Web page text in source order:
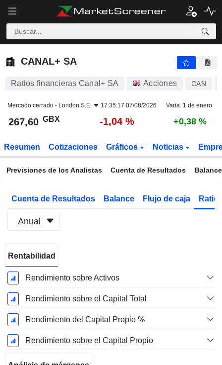
CANAL+ SA
CANAL+ SA
Ratios financieras Canal+ SA Acciones CAN
Mercado cerrado - London S.E. 17:35:17 07/08/2026 Varia. 1 de enero.
267,60 GBX -1,04 % +0,38 %
Resumen Cotizaciones Gráficos Noticias
Previsiones de los Analistas Cuenta de Resultados Balance
Cuenta de Resultados Balance Flujo de caja
Anual
fiscal:
Diciembre
Rentabilidad
Rendimiento sobre Activos
Rendimiento sobre el Capital Total
Rendimiento del Capital Propio %
Rendimiento sobre el Capital Propio